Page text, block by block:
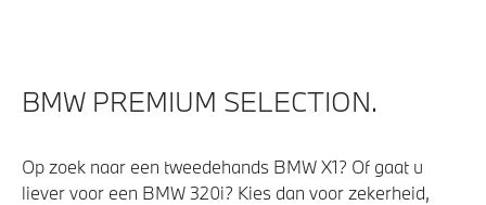
BMW PREMIUM SELECTION.
Op zoek naar een tweedehands BMW X1? Of gaat u
liever voor een BMW 320i? Kies dan voor zekerheid,